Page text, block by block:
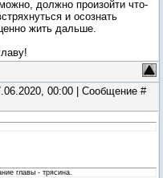
должно произойти что-
и осознать
жить дальше.
00:00 | Сообщение #
главы - трясина.